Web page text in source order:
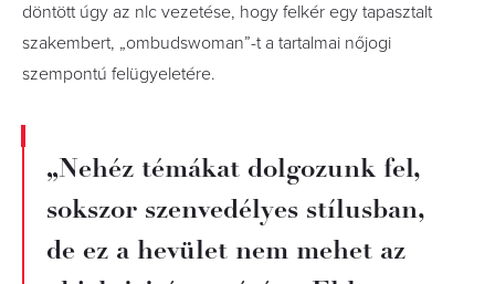
döntött úgy az nlc vezetése, hogy felkér egy tapasztalt
szakembert, „ombudswoman”-t a tartalmai nőjogi
szempontú felügyeletére.
„Nehéz témákat dolgozunk fel,
sokszor szenvedélyes stílusban,
de ez a hevület nem mehet az